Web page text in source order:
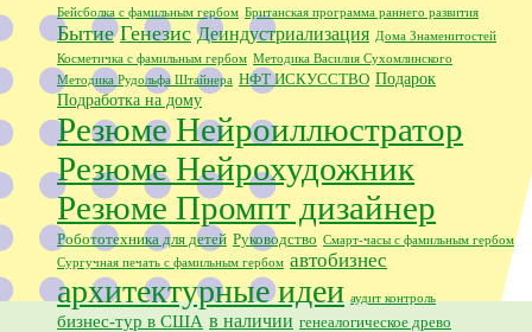
Бейсболка с фамильным гербом Британская программа раннего развития
Бытие Генезис Деиндустриализация Дома Знаменитостей
Косметичка с фамильным гербом Методика Василия Сухомлинского
Методика Рудольфа Штайнера НФТ ИСКУССТВО Подарок
Подработка на дому
Резюме Нейроиллюстратор
Резюме Нейрохудожник
Резюме Промпт дизайнер
Робототехника для детей Руководство Смарт-часы с фамильным гербом
Сургучная печать с фамильным гербом автобизнес
архитектурные идеи аудит контроль
бизнес-тур в США в наличии генеалогическое древо